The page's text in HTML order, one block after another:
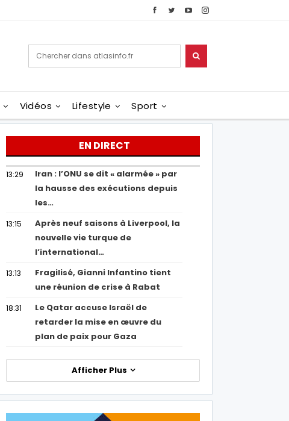
Vidéos Lifestyle Sport
EN DIRECT
13:29
Iran : l’ONU se dit « alarmée » par
la hausse des exécutions depuis
les…
13:15
Après neuf saisons à Liverpool, la
nouvelle vie turque de
l’international…
13:13
Fragilisé, Gianni Infantino tient
une réunion de crise à Rabat
18:31
Le Qatar accuse Israël de
retarder la mise en œuvre du
plan de paix pour Gaza
Afficher Plus